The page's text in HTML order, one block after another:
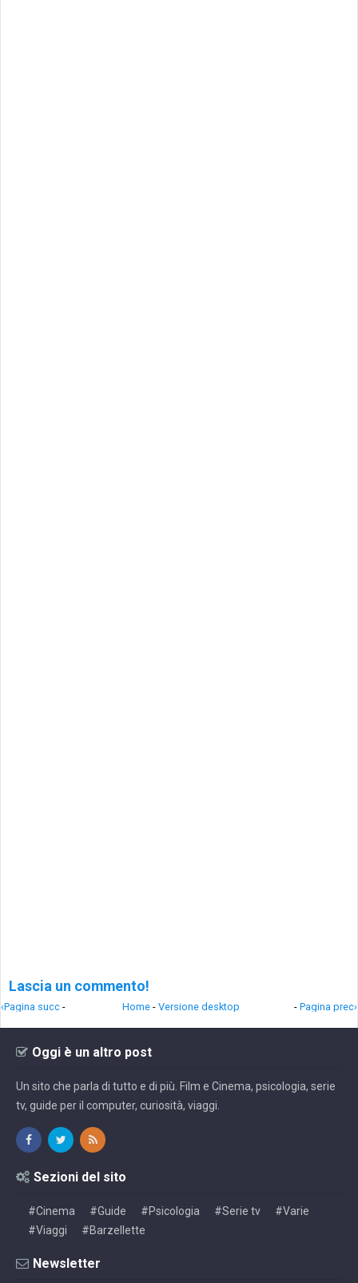
Lascia un commento!
‹Pagina succ - - Pagina prec›
Home - Versione desktop
Oggi è un altro post
Un sito che parla di tutto e di più. Film e Cinema, psicologia, serie
tv, guide per il computer, curiosità, viaggi.
Sezioni del sito
#Cinema #Guide #Psicologia #Serie tv
#Varie
#Viaggi
#Barzellette
Newsletter